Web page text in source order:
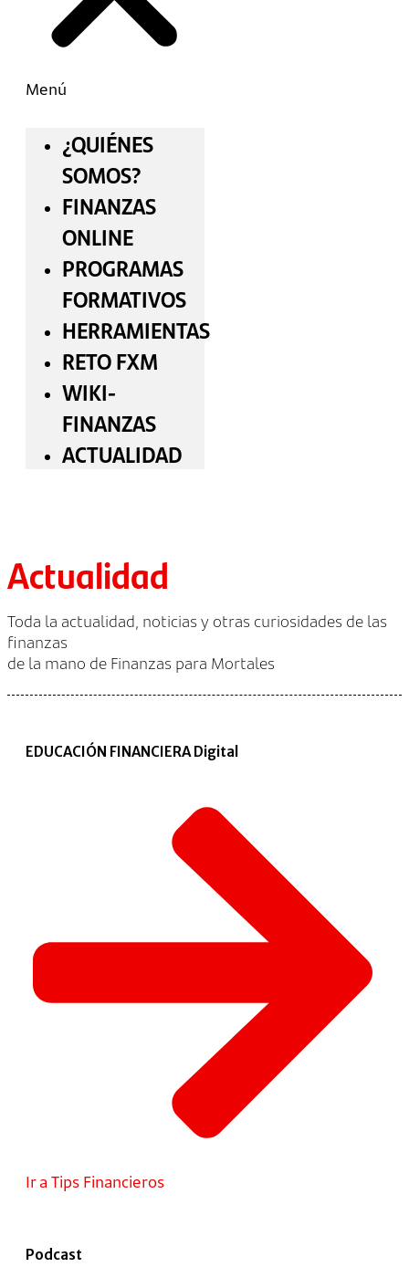
Menú
¿QUIÉNES
SOMOS?
FINANZAS
ONLINE
PROGRAMAS
FORMATIVOS
HERRAMIENTAS
RETO FXM
WIKI-
FINANZAS
ACTUALIDAD
Actualidad
Toda la actualidad, noticias y otras curiosidades de las
finanzas
de la mano de Finanzas para Mortales
EDUCACIÓN FINANCIERA Digital
Ir a Tips Financieros
Podcast